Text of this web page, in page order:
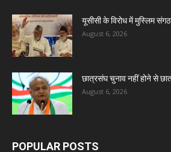
यूसीसी के विरोध में मुस्लिम
August 6, 2026
छात्रसंघ चुनाव नहीं होने से
August 6, 2026
POPULAR POSTS